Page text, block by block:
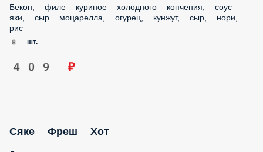
моцарелла, огурец, кунжут, сыр, нори, рис
409 ₽
Лосось, лук перо, соус яки, сыр, помидор, огурец, капуста